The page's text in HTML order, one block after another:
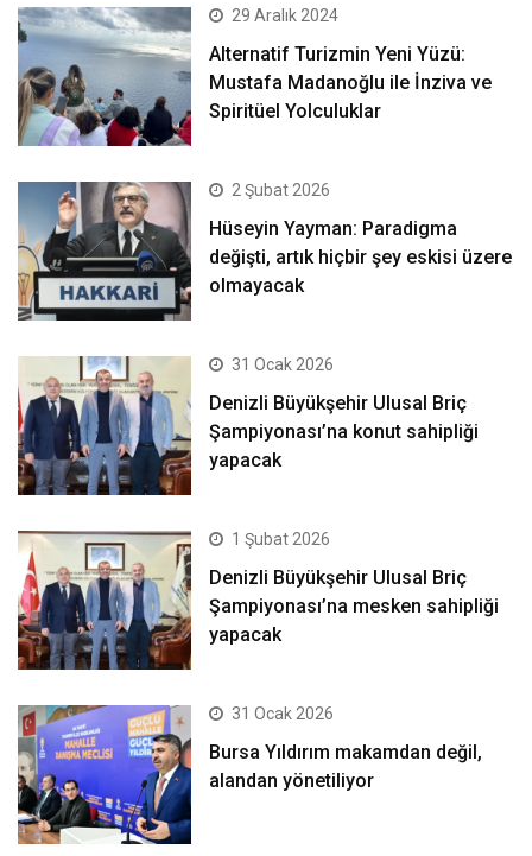
29 Aralık 2024
Alternatif Turizmin Yeni Yüzü:
Mustafa Madanoğlu ile İnziva ve
Spiritüel Yolculuklar
2 Şubat 2026
Hüseyin Yayman: Paradigma
değişti, artık hiçbir şey eskisi üzere
olmayacak
31 Ocak 2026
Denizli Büyükşehir Ulusal Briç
Şampiyonası’na konut sahipliği
yapacak
1 Şubat 2026
Denizli Büyükşehir Ulusal Briç
Şampiyonası’na mesken sahipliği
yapacak
31 Ocak 2026
Bursa Yıldırım makamdan değil,
alandan yönetiliyor